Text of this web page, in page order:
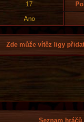
17
Ano
Zde může vítěz ligy
Seznam